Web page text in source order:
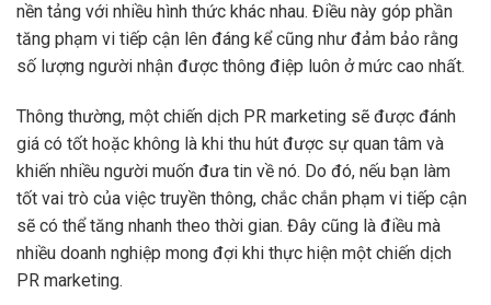
nền tảng với nhiều hình thức khác nhau. Điều này góp phần
tăng phạm vi tiếp cận lên đáng kể cũng như đảm bảo rằng
số lượng người nhận được thông điệp luôn ở mức cao nhất.
Thông thường, một chiến dịch PR marketing sẽ được đánh
giá có tốt hoặc không là khi thu hút được sự quan tâm và
khiến nhiều người muốn đưa tin về nó. Do đó, nếu bạn làm
tốt vai trò của việc truyền thông, chắc chắn phạm vi tiếp cận
sẽ có thể tăng nhanh theo thời gian. Đây cũng là điều mà
nhiều doanh nghiệp mong đợi khi thực hiện một chiến dịch
PR marketing.